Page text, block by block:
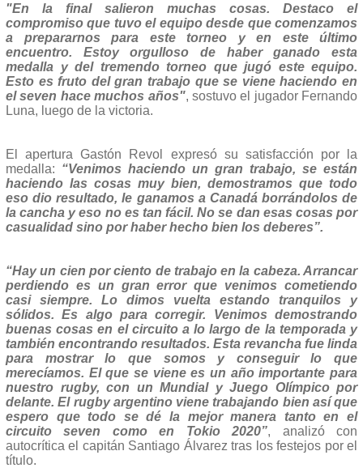
"En la final salieron muchas cosas. Destaco el
compromiso que tuvo el equipo desde que comenzamos
a prepararnos para este torneo y en este último
encuentro. Estoy orgulloso de haber ganado esta
medalla y del tremendo torneo que jugó este equipo.
Esto es fruto del gran trabajo que se viene haciendo en
el seven hace muchos años", sostuvo el jugador Fernando
Luna, luego de la victoria.
El apertura Gastón Revol expresó su satisfacción por la
medalla: “Venimos haciendo un gran trabajo, se están
haciendo las cosas muy bien, demostramos que todo
eso dio resultado, le ganamos a Canadá borrándolos de
la cancha y eso no es tan fácil. No se dan esas cosas por
casualidad sino por haber hecho bien los deberes”.
“Hay un cien por ciento de trabajo en la cabeza. Arrancar
perdiendo es un gran error que venimos cometiendo
casi siempre. Lo dimos vuelta estando tranquilos y
sólidos. Es algo para corregir. Venimos demostrando
buenas cosas en el circuito a lo largo de la temporada y
también encontrando resultados. Esta revancha fue linda
para mostrar lo que somos y conseguir lo que
merecíamos. El que se viene es un año importante para
nuestro rugby, con un Mundial y Juego Olímpico por
delante. El rugby argentino viene trabajando bien así que
espero que todo se dé la mejor manera tanto en el
circuito seven como en Tokio 2020”, analizó con
autocrítica el capitán Santiago Álvarez tras los festejos por el
título.